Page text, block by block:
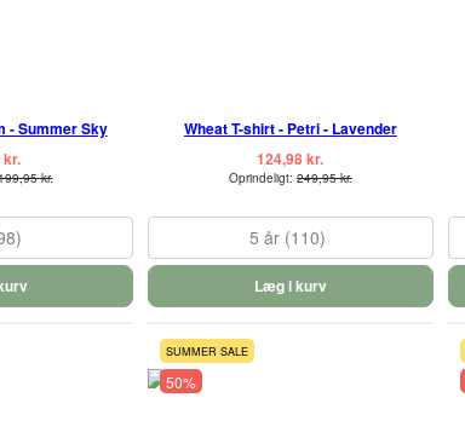
- Summer Sky
kr.
kr.
Wheat T-shirt - Petri - Lavender
124,98 kr.
Oprindeligt: 249,95 kr.
5 år (110)
Læg i kurv
SUMMER SALE
50%